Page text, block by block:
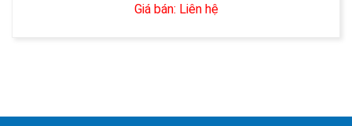
Giá bán: Liên hệ